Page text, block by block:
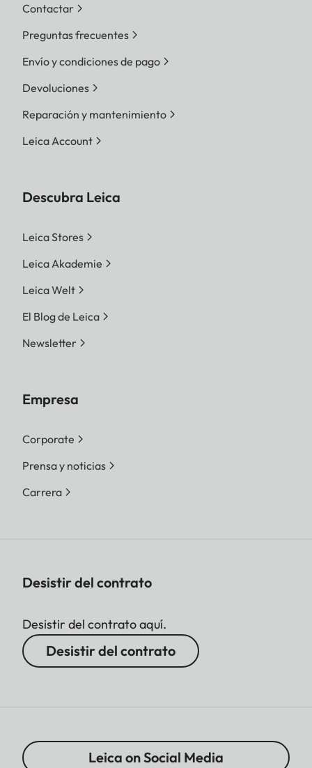
Contactar
Preguntas frecuentes
Envío y condiciones de pago
Devoluciones
Reparación y mantenimiento
Leica Account
Descubra Leica
Leica Stores
Leica Akademie
Leica Welt
El Blog de Leica
Newsletter
Empresa
Corporate
Prensa y noticias
Carrera
Desistir del contrato
Desistir del contrato aquí.
Desistir del contrato
Leica on Social Media